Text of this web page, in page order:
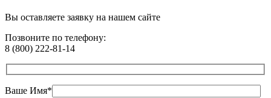
Вы оставляете заявку на нашем сайте
Позвоните по телефону:
8 (800) 222-81-14
Ваше Имя*